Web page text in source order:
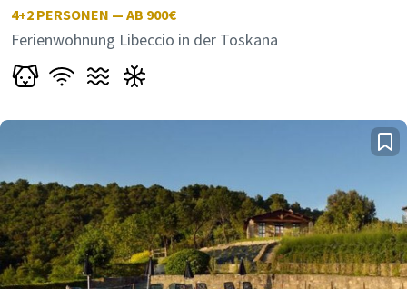
4+2 PERSONEN — AB 900€
Ferienwohnung Libeccio in der Toskana